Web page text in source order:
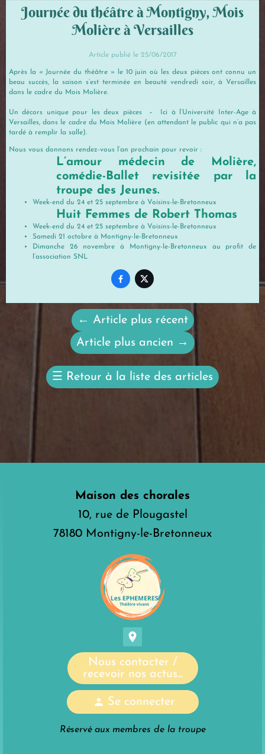
Journée du théâtre à Montigny, Mois
Molière à Versailles
Article publié le 25/06/2017
Après la « Journée du théâtre » le 10 juin où les deux pièces ont connu un
beau succès, la saison s’est terminée en beauté vendredi soir, à Versailles
dans le cadre du Mois Molière.
Un décors unique pour les deux pièces – Ici à l’Université Inter-Age à
Versailles, dans le cadre du Mois Molière (en attendant le public qui n’a pas
tardé à remplir la salle).
Nous vous donnons rendez-vous l’an prochain pour revoir :
L’amour médecin de Molière,
comédie-Ballet revisitée par la
troupe des Jeunes.
Week-end du 24 et 25 septembre à Voisins-le-Bretonneux
Huit Femmes de Robert Thomas
Week-end du 24 et 25 septembre à Voisins-le-Bretonneux
Samedi 21 octobre à Montigny-le-Bretonneux
Dimanche 26 novembre à Montigny-le-Bretonneux au profit de
l’association SNL
 
← Article plus récent
Article plus ancien →
☰ Retour à la liste des articles
Maison des chorales
10, rue de Plougastel
78180 Montigny-le-Bretonneux
location_on
Nous contacter /
recevoir nos actus...
person Se connecter
Réservé aux membres de la troupe